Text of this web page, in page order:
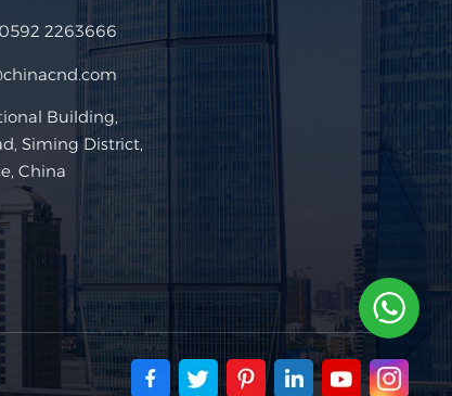
2263666
Building,
Siming District,
China